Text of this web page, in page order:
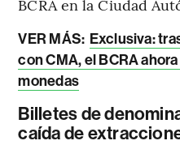
BCRA en la Ciudad
VER MÁS: Exclusiva:
con CMA, el BCRA
monedas
Billetes de
caída de